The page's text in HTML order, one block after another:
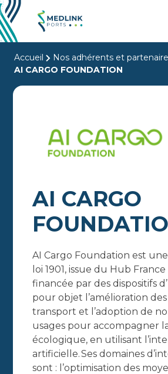
Accueil
Nos adhérents et
AI CARGO FOUNDATION
AI CARGO
AI Cargo Foundation est
loi 1901, issue du Hub
financée par des dispositifs
pour objet l’amélioration
transport et l’adoption de
usages pour accompagner
écologique, en utilisant
artificielle. Ses domaines
sont : l’optimisation des